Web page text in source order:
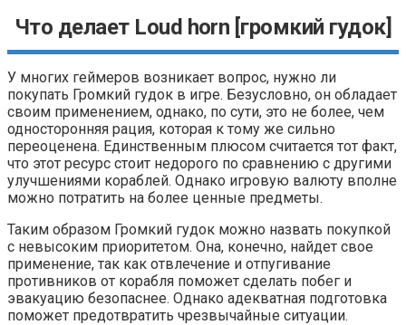
Что делает Loud horn [громкий гудок]
У многих геймеров возникает вопрос, нужно ли
покупать Громкий гудок в игре. Безусловно, он обладает
своим применением, однако, по сути, это не более, чем
односторонняя рация, которая к тому же сильно
переоценена. Единственным плюсом считается тот факт,
что этот ресурс стоит недорого по сравнению с другими
улучшениями кораблей. Однако игровую валюту вполне
можно потратить на более ценные предметы.
Таким образом Громкий гудок можно назвать покупкой
с невысоким приоритетом. Она, конечно, найдет свое
применение, так как отвлечение и отпугивание
противников от корабля поможет сделать побег и
эвакуацию безопаснее. Однако адекватная подготовка
поможет предотвратить чрезвычайные ситуации.